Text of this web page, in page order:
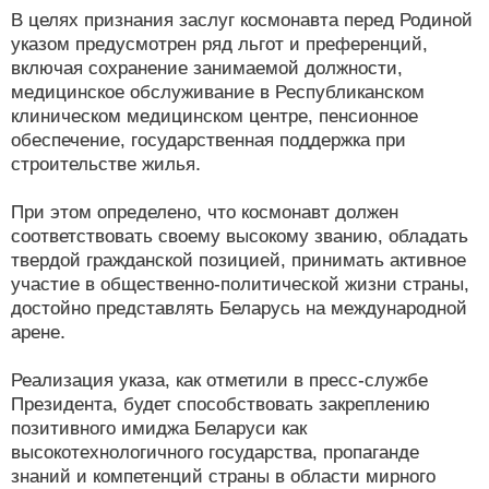
В целях признания заслуг космонавта перед Родиной
указом предусмотрен ряд льгот и преференций,
включая сохранение занимаемой должности,
медицинское обслуживание в Республиканском
клиническом медицинском центре, пенсионное
обеспечение, государственная поддержка при
строительстве жилья.
При этом определено, что космонавт должен
соответствовать своему высокому званию, обладать
твердой гражданской позицией, принимать активное
участие в общественно-политической жизни страны,
достойно представлять Беларусь на международной
арене.
Реализация указа, как отметили в пресс-службе
Президента, будет способствовать закреплению
позитивного имиджа Беларуси как
высокотехнологичного государства, пропаганде
знаний и компетенций страны в области мирного